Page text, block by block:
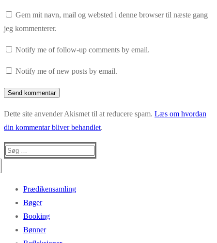
Gem mit navn, mail og websted i denne browser til næste gang
jeg kommenterer.
Notify me of follow-up comments by email.
Notify me of new posts by email.
Dette site anvender Akismet til at reducere spam. Læs om hvordan
din kommentar bliver behandlet.
Søg
Prædikensamling
Bøger
Booking
Bønner